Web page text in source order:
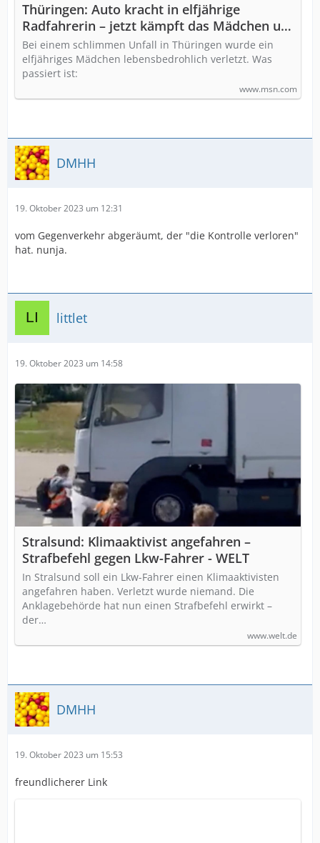
Thüringen: Auto kracht in elfjährige
Radfahrerin – jetzt kämpft das Mädchen um
ihr Leben
Bei einem schlimmen Unfall in Thüringen wurde ein
elfjähriges Mädchen lebensbedrohlich verletzt. Was
passiert ist:
www.msn.com
DMHH
19. Oktober 2023 um 12:31
vom Gegenverkehr abgeräumt, der "die Kontrolle verloren"
hat. nunja.
littlet
19. Oktober 2023 um 14:58
Stralsund: Klimaaktivist angefahren –
Strafbefehl gegen Lkw-Fahrer - WELT
In Stralsund soll ein Lkw-Fahrer einen Klimaaktivisten
angefahren haben. Verletzt wurde niemand. Die
Anklagebehörde hat nun einen Strafbefehl erwirkt –
der…
www.welt.de
DMHH
19. Oktober 2023 um 15:53
freundlicherer Link